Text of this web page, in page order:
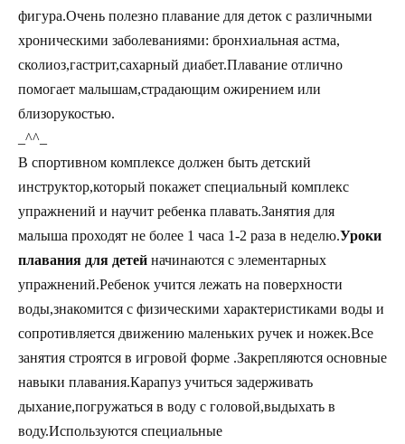
фигура.Очень полезно плавание для деток с различными
хроническими заболеваниями: бронхиальная астма,
сколиоз,гастрит,сахарный диабет.Плавание отлично
помогает малышам,страдающим ожирением или
близорукостью.
_^^_
В спортивном комплексе должен быть детский
инструктор,который покажет специальный комплекс
упражнений и научит ребенка плавать.Занятия для
малыша проходят не более 1 часа 1-2 раза в неделю.Уроки
плавания для детей начинаются с элементарных
упражнений.Ребенок учится лежать на поверхности
воды,знакомится с физическими характеристиками воды и
сопротивляется движению маленьких ручек и ножек.Все
занятия строятся в игровой форме .Закрепляются основные
навыки плавания.Карапуз учиться задерживать
дыхание,погружаться в воду с головой,выдыхать в
воду.Используются специальные